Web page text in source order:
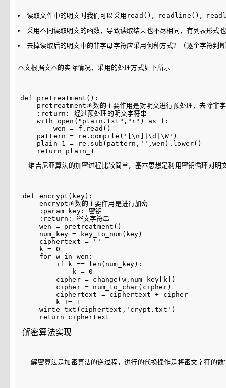
读取文件中的明文时我们可以采用read()，readline()，
采用不同读取明文的函数，导致读取结果也不尽相同，有列表形式
去掉读取后的明文中的非字母字符应采用何种方式？（逐个字符判
本文根据文本的实际情况，采用的处理方式如下所示
def pretreatment():
pretreatment函数的主要作用是对明文进行预处理，去除非字
    :return: 经过预处理的明文字符串
    with open("plain.txt","r") as f:
        wen = f.read()
    pattern = re.compile('[\n]|\d|\W')
    plain_1 = re.sub(pattern,'',wen).lower()
维吉尼亚算法的加密过程比较简单，基本思想是利用密钥循环对明
def encrypt(key):
    encrypt函数的主要作用是进行加密
    :param key: 密钥
    :return: 密文字符串
    wen = pretreatment()
    num_key = key_to_num(key)
    ciphertext = ''
    k = 0
    for w in wen:
        if k == len(num_key):
            k = 0
        cipher = change(w,num_key[k])
        cipher = num_to_char(cipher)
        ciphertext = ciphertext + cipher
        k += 1
    wirte_txt(ciphertext,'crypt.txt')
解密算法实现
解密算法是加密算法的逆过程，进行的代换操作是将密文字符的